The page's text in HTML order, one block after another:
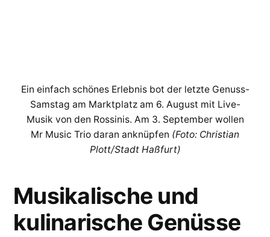
Ein einfach schönes Erlebnis bot der letzte Genuss-
Samstag am Marktplatz am 6. August mit Live-
Musik von den Rossinis. Am 3. September wollen
Mr Music Trio daran anknüpfen (Foto: Christian
Plott/Stadt Haßfurt)
Musikalische und
kulinarische Genüsse